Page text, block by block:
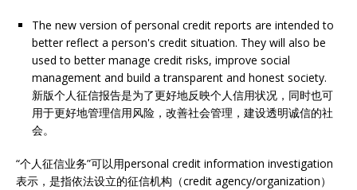
The new version of personal credit reports are intended to
better reflect a person's credit situation. They will also be
used to better manage credit risks, improve social
management and build a transparent and honest society.
新版个人征信报告是为了更好地反映个人信用状况，同时也可
用于更好地管理信用风险，改善社会管理，建设透明诚信的社
会。
“个人征信业务”可以用personal credit information investigation
表示，是指依法设立的征信机构（credit agency/organization）